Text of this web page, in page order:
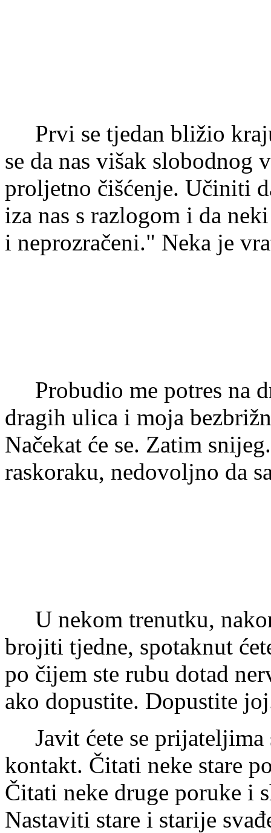
Prvi se tjedan bližio
se da nas višak slobodnog
proljetno čišćenje. Učiniti
iza nas s razlogom i da
i neprozračeni." Neka je
Probudio me potres na
dragih ulica i moja
Načekat će se. Zatim
raskoraku, nedovoljno da
U nekom trenutku,
brojiti tjedne, spotaknut
po čijem ste rubu dotad
ako dopustite. Dopustite
Javit ćete se prijateljima
kontakt. Čitati neke stare
Čitati neke druge poruke i
Nastaviti stare i starije